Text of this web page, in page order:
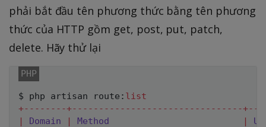
phải bắt đầu tên phương thức bằng tên phương
thức của HTTP gồm get, post, put, patch,
delete. Hãy thử lại
$ php artisan route : list
+-- -- -- --+-- -- -- -- -- -- -- -- -- -- -- -- -- -- -- --+--
|
Domain | Method |